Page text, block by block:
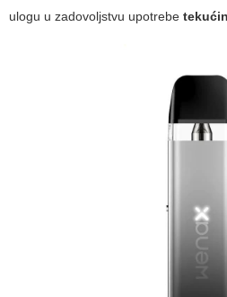
ulogu u zadovoljstvu upotrebe